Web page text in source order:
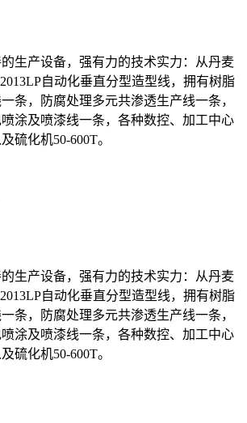
生产设备，强有力的技术实力：从丹麦
自动化垂直分型造型线，拥有树脂
条，防腐处理多元共渗透生产线一条，
涂及喷漆线一条，各种数控、加工中心
硫化机50-600T。
生产设备，强有力的技术实力：从丹麦
自动化垂直分型造型线，拥有树脂
条，防腐处理多元共渗透生产线一条，
涂及喷漆线一条，各种数控、加工中心
硫化机50-600T。